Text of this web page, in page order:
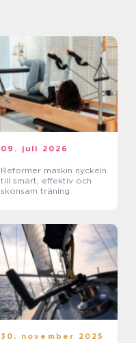
09. juli 2026
Reformer maskin nyckeln
till smart, effektiv och
skonsam träning
30. november 2025